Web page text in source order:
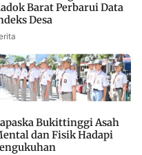
Barat Perbarui Data
Desa
Bukittinggi Asah
dan Fisik Hadapi